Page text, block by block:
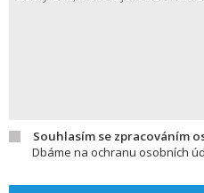
Souhlasím se zpracováním
Dbáme na ochranu osobních